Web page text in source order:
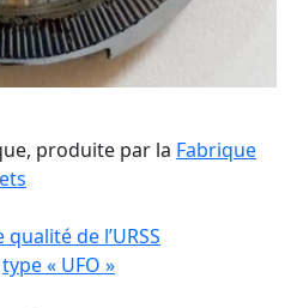
produite par la Fabrique
de l’URSS
type « UFO »